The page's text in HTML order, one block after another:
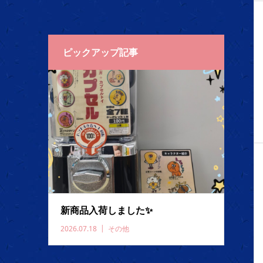
ピックアップ記事
新商品入荷しました✨️
2026.07.18 その他